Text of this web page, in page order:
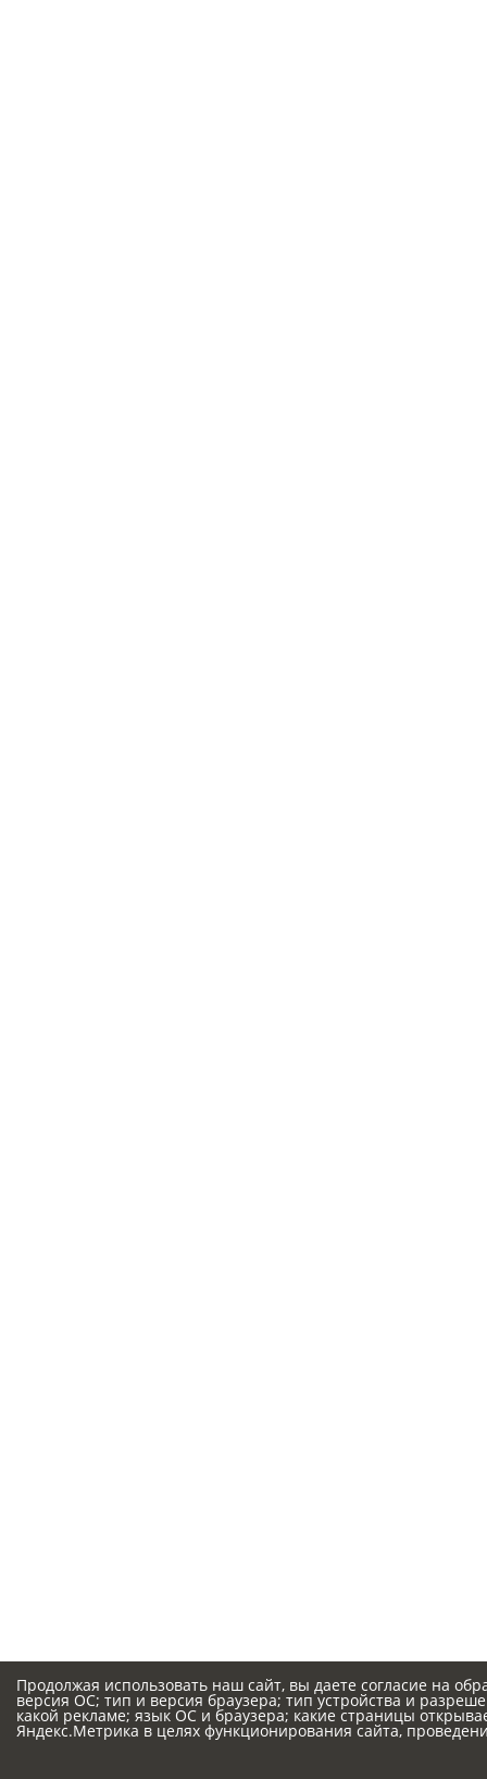
Продолжая использовать наш сайт, вы даете согласие на
версия ОС; тип и версия браузера; тип устройства и
какой рекламе; язык ОС и браузера; какие страницы
Яндекс.Метрика в целях функционирования сайта,